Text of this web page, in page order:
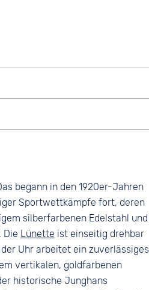
begann in den 1920er-Jahren
Sportwettkämpfe fort, deren
silberfarbenen Edelstahl und
Die Lünette ist einseitig drehbar
Uhr arbeitet ein zuverlässiges
vertikalen, goldfarbenen
historische Junghans